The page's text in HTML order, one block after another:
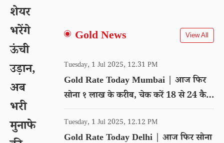
शेयर
भरेंगे
ऊंची
उड़ान,
अब
भरी
मुनाफे
Gold News View All
Tuesday, 1 Jul 2025, 12.31 PM
Gold Rate Today Mumbai | आज फिर
सोना १ लाख के करीब, चेक करें 18 से 24 कैरेट
गोल्ड का रेट
Tuesday, 1 Jul 2025, 12.12 PM
Gold Rate Today Delhi | आज फिर सोना